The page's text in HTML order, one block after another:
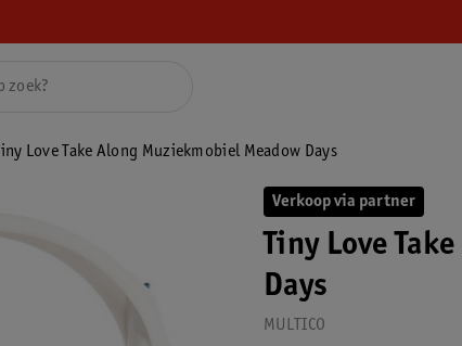
Tiny Love Take Along Muziekmobiel Meadow Days
Verkoop via partner
Tiny Love
Days
MULTICO